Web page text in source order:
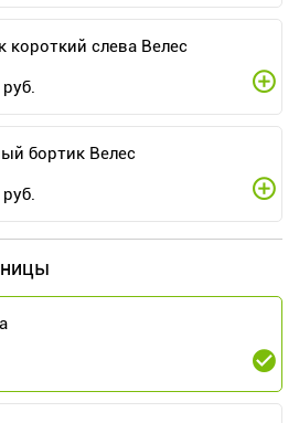
короткий слева Велес
руб.
бортик Велес
руб.